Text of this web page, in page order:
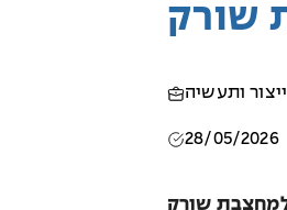
שורק
ייצור ותעשיה
28/05/2026
שורק